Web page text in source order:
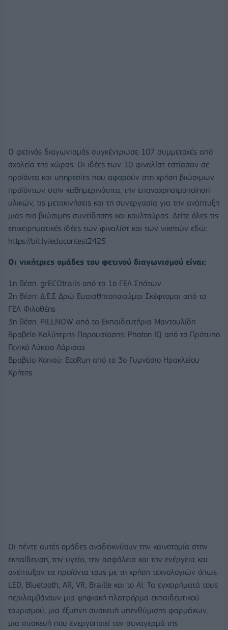
Ο φετινός διαγωνισμός συγκέντρωσε 107 συμμετοχές από
σχολεία της χώρας. Οι ιδέες των 10 φιναλίστ εστίασαν σε
προϊόντα και υπηρεσίες που αφορούν στη χρήση βιώσιμων
προϊόντων στην καθημερινότητα, την επαναχρησιμοποίηση
υλικών, τις μετακινήσεις και τη συνεργασία για την ανάπτυξη
μιας πιο βιώσιμης συνείδησης και κουλτούρας. Δείτε όλες τις
επιχειρηματικές ιδέες των φιναλίστ και των νικητών εδώ:
https://bit.ly/educontest2425
Οι νικήτριες ομάδες του φετινού διαγωνισμού είναι:
1η θέση: grECOtrails από το 1ο ΓΕΛ Σπάτων
2η θέση: Δ.Ε.Σ Δρώ Ευαισθητοποιούμαι Σκέφτομαι από το
ΓΕΛ Φιλοθέης
3η θέση: PILLNOW από τα Εκπαιδευτήρια Μαντουλίδη
Βραβείο Καλύτερης Παρουσίασης: Photon IQ από το Πρότυπο
Γενικό Λύκειο Λάρισας
Βραβείο Κοινού: EcoRun από το 3ο Γυμνάσιο Ηρακλείου
Κρήτης
Oι πέντε αυτές ομάδες αναδεικνύουν την καινοτομία στην
εκπαίδευση, την υγεία, την ασφάλεια και την ενέργεια και
ανέπτυξαν τα προϊόντα τους με τη χρήση τεχνολογιών όπως
LED, Bluetooth, AR, VR, Braille και το AI. Τα εγχειρήματά τους
περιλαμβάνουν μια ψηφιακή πλατφόρμα εκπαιδευτικού
τουρισμού, μια έξυπνη συσκευή υπενθύμισης φαρμάκων,
μια συσκευή που ενεργοποιεί τον συναγερμό της